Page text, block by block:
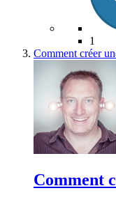
1
Comment créer
Comment